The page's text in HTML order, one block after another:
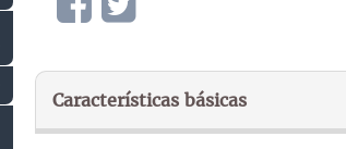
Características básicas